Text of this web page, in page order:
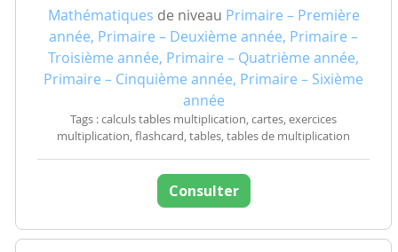
Mathématiques de niveau Primaire – Première
année, Primaire – Deuxième année, Primaire –
Troisième année, Primaire – Quatrième année,
Primaire – Cinquième année, Primaire – Sixième
année
Tags : calculs tables multiplication, cartes, exercices
multiplication, flashcard, tables, tables de multiplication
Consulter